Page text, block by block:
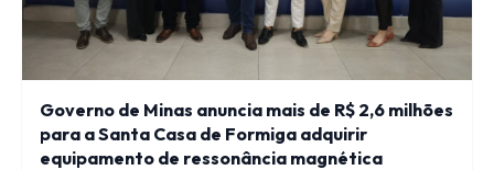
Governo de Minas anuncia mais de R$ 2,6 milhões
para a Santa Casa de Formiga adquirir
equipamento de ressonância magnética